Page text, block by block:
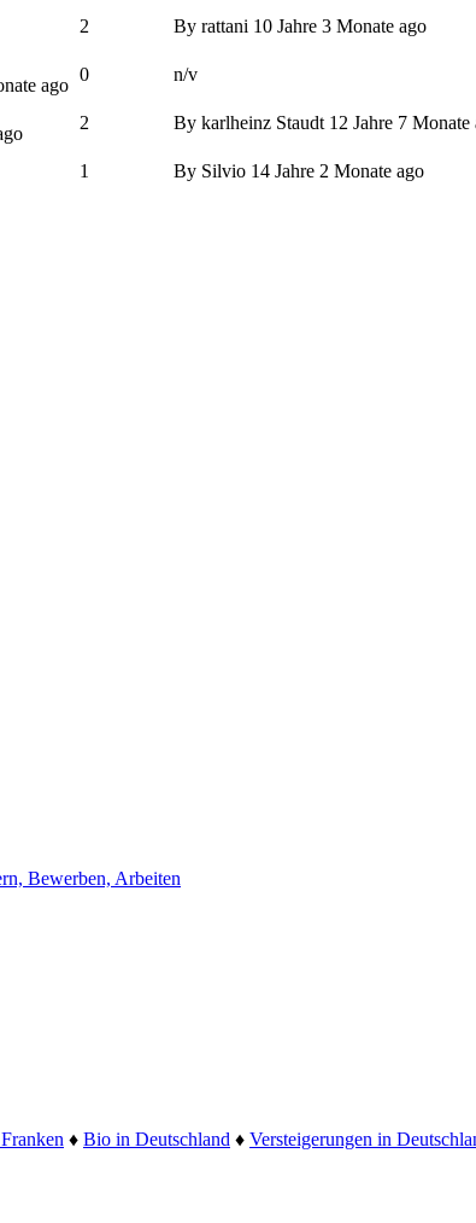
2 By rattani 10 Jahre 3 Monate ago
ago
0 n/v
2 By karlheinz Staudt 12 Jahre 7 Monate
1 By Silvio 14 Jahre 2 Monate ago
Bewerben, Arbeiten
♦ Bio in Deutschland ♦ Versteigerungen in